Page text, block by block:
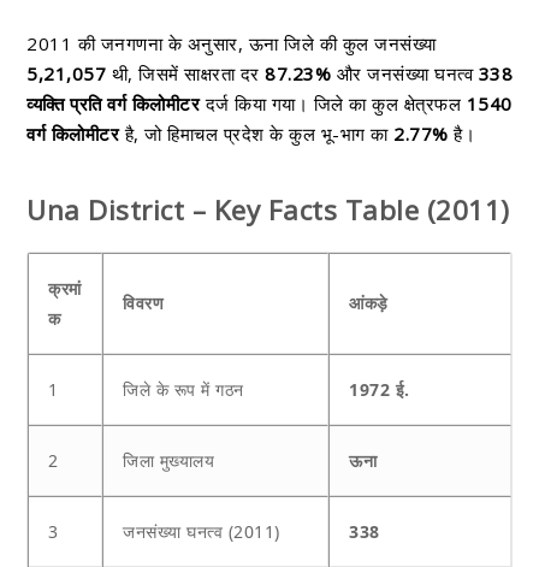
2011 की जनगणना के अनुसार, ऊना जिले की कुल जनसंख्या
5,21,057 थी, जिसमें साक्षरता दर 87.23% और जनसंख्या घनत्व 338
व्यक्ति प्रति वर्ग किलोमीटरदर्ज किया गया। जिले का कुल क्षेत्रफल 1540
वर्ग किलोमीटरहै, जो हिमाचल प्रदेश के कुल भू-भाग का 2.77% है।
Una District – Key Facts Table (2011)
क्रमां
क
विवरण आंकड़े
1 जिले के रूप में गठन 1972 ई.
2 जिला मुख्यालय ऊना
3 जनसंख्या घनत्व (2011) 338